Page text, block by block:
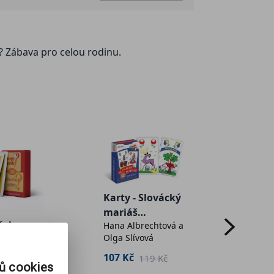
Zábava pro celou rodinu.
+
v
Karty - Slovácký
mariáš
jednohlavý
Hana Albrechtová a
Olga Slívová
107 Kč 119 Kč
cookies